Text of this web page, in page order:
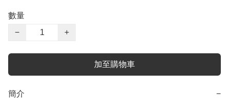
數量
−
+
加至購物車
簡介 −